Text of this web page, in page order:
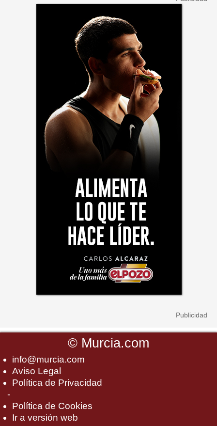
© Murcia.com
info@murcia.com
Aviso Legal
Política de Privacidad
-
Política de Cookies
Ir a versión web